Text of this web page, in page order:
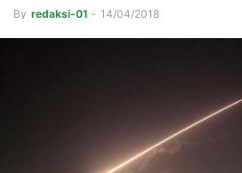
By redaksi-01 - 14/04/2018